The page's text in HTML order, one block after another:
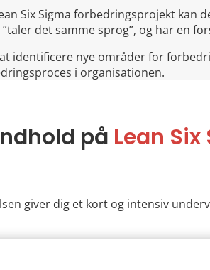
Six Sigma forbedringsprojekt
”taler det samme sprog”, og har en
identificere nye områder for
i organisationen.
på Lean
giver dig et kort og intensiv